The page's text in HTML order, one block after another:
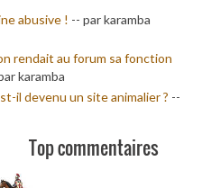
abusive ! -- par karamba
rendait au forum sa fonction
karamba
il devenu un site animalier ? --
Top commentaires